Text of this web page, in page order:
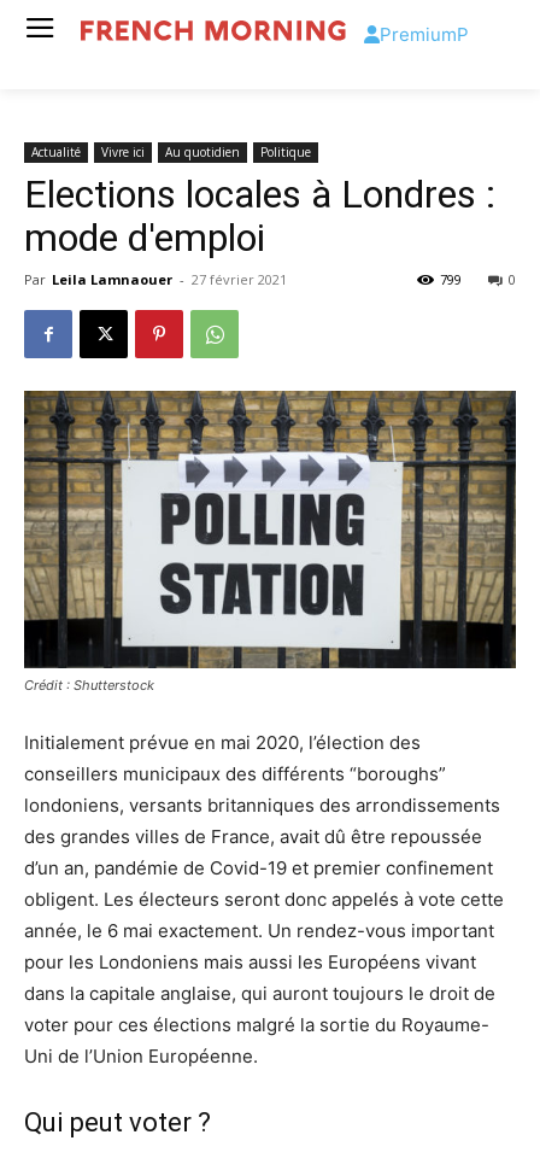
PremiumP
Actualité Vivre ici Au quotidien Politique
Elections locales à Londres :
mode d'emploi
Par Leila Lamnaouer - 27 février 2021 0
799
Crédit : Shutterstock
Initialement prévue en mai 2020, l’élection des
conseillers municipaux des différents “boroughs”
londoniens, versants britanniques des arrondissements
des grandes villes de France, avait dû être repoussée
d’un an, pandémie de Covid-19 et premier confinement
obligent. Les électeurs seront donc appelés à vote cette
année, le 6 mai exactement. Un rendez-vous important
pour les Londoniens mais aussi les Européens vivant
dans la capitale anglaise, qui auront toujours le droit de
voter pour ces élections malgré la sortie du Royaume-
Uni de l’Union Européenne.
Qui peut voter ?